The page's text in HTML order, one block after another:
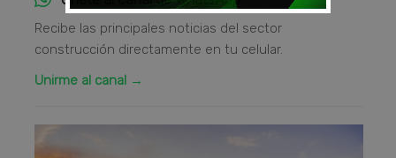
Recibe las principales noticias del sector
construcción directamente en tu celular.
Unirme al canal →